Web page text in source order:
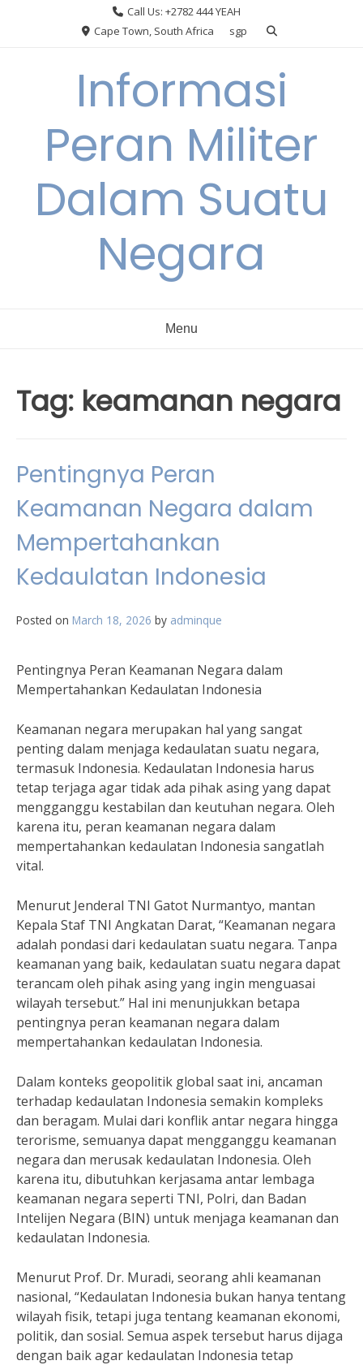
Call Us: +2782 444 YEAH
Cape Town, South Africa
sgp
Informasi
Peran Militer
Dalam Suatu
Negara
Menu
Tag: keamanan negara
Pentingnya Peran
Keamanan Negara dalam
Mempertahankan
Kedaulatan Indonesia
Posted on March 18, 2026 by adminque
Pentingnya Peran Keamanan Negara dalam
Mempertahankan Kedaulatan Indonesia
Keamanan negara merupakan hal yang sangat
penting dalam menjaga kedaulatan suatu negara,
termasuk Indonesia. Kedaulatan Indonesia harus
tetap terjaga agar tidak ada pihak asing yang dapat
mengganggu kestabilan dan keutuhan negara. Oleh
karena itu, peran keamanan negara dalam
mempertahankan kedaulatan Indonesia sangatlah
vital.
Menurut Jenderal TNI Gatot Nurmantyo, mantan
Kepala Staf TNI Angkatan Darat, “Keamanan negara
adalah pondasi dari kedaulatan suatu negara. Tanpa
keamanan yang baik, kedaulatan suatu negara dapat
terancam oleh pihak asing yang ingin menguasai
wilayah tersebut.” Hal ini menunjukkan betapa
pentingnya peran keamanan negara dalam
mempertahankan kedaulatan Indonesia.
Dalam konteks geopolitik global saat ini, ancaman
terhadap kedaulatan Indonesia semakin kompleks
dan beragam. Mulai dari konflik antar negara hingga
terorisme, semuanya dapat mengganggu keamanan
negara dan merusak kedaulatan Indonesia. Oleh
karena itu, dibutuhkan kerjasama antar lembaga
keamanan negara seperti TNI, Polri, dan Badan
Intelijen Negara (BIN) untuk menjaga keamanan dan
kedaulatan Indonesia.
Menurut Prof. Dr. Muradi, seorang ahli keamanan
nasional, “Kedaulatan Indonesia bukan hanya tentang
wilayah fisik, tetapi juga tentang keamanan ekonomi,
politik, dan sosial. Semua aspek tersebut harus dijaga
dengan baik agar kedaulatan Indonesia tetap